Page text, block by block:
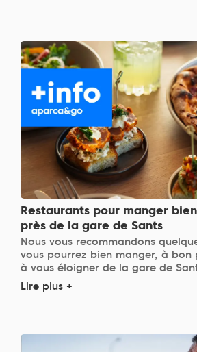
Restaurants pour manger
près de la gare de Sants
Nous vous recommandons
vous pourrez bien manger, à bon
à vous éloigner de la gare de
Lire plus +